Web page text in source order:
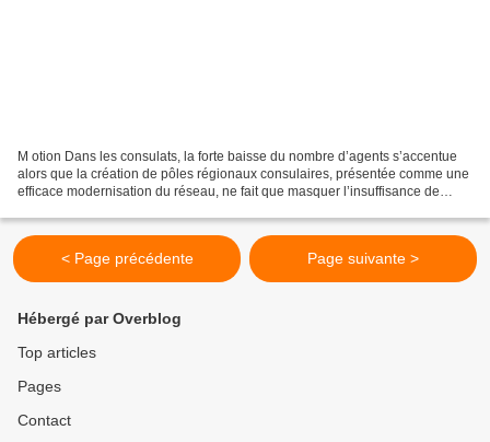
M otion Dans les consulats, la forte baisse du nombre d’agents s’accentue
alors que la création de pôles régionaux consulaires, présentée comme une
efficace modernisation du réseau, ne fait que masquer l’insuffisance de
< Page précédente Page suivante >
Hébergé par Overblog
Top articles
Pages
Contact